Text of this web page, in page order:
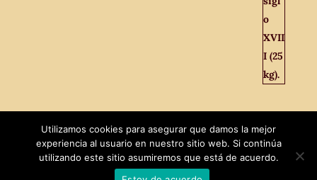
Utilizamos cookies para asegurar que damos la mejor
experiencia al usuario en nuestro sitio web. Si continúa
utilizando este sitio asumiremos que está de acuerdo.